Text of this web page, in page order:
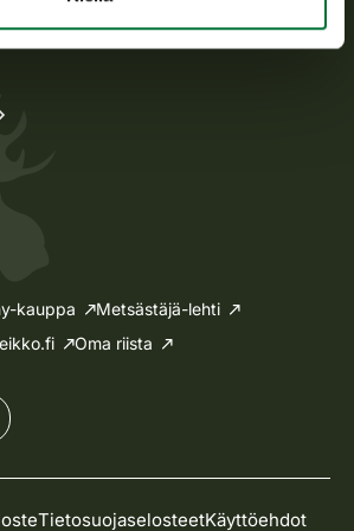
kauppa
Metsästäjä-lehti
Oma riista
TietosuojaselosteetKäyttöehdot